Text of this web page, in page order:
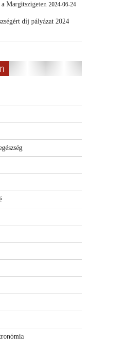
Margitszigeten 2024-06-24
díj pályázat 2024